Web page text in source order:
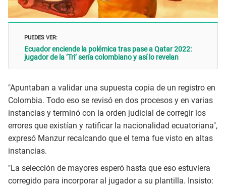
PUEDES VER:
Ecuador enciende la polémica tras pase a Qatar 2022:
jugador de la ‘Tri’ sería colombiano y así lo revelan
"Apuntaban a validar una supuesta copia de un registro en
Colombia. Todo eso se revisó en dos procesos y en varias
instancias y terminó con la orden judicial de corregir los
errores que existían y ratificar la nacionalidad ecuatoriana",
expresó Manzur recalcando que el tema fue visto en altas
instancias.
"La selección de mayores esperó hasta que eso estuviera
corregido para incorporar al jugador a su plantilla. Insisto: